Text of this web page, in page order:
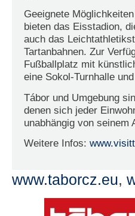
Geeignete
bieten das Eisstadion,
auch das
Tartanbahnen. Zur
Fußballplatz mit
eine Sokol-Turnhalle
Tábor und Umgebung
denen sich jeder
unabhängig von seinem
Weitere Infos:
www.taborcz.eu,